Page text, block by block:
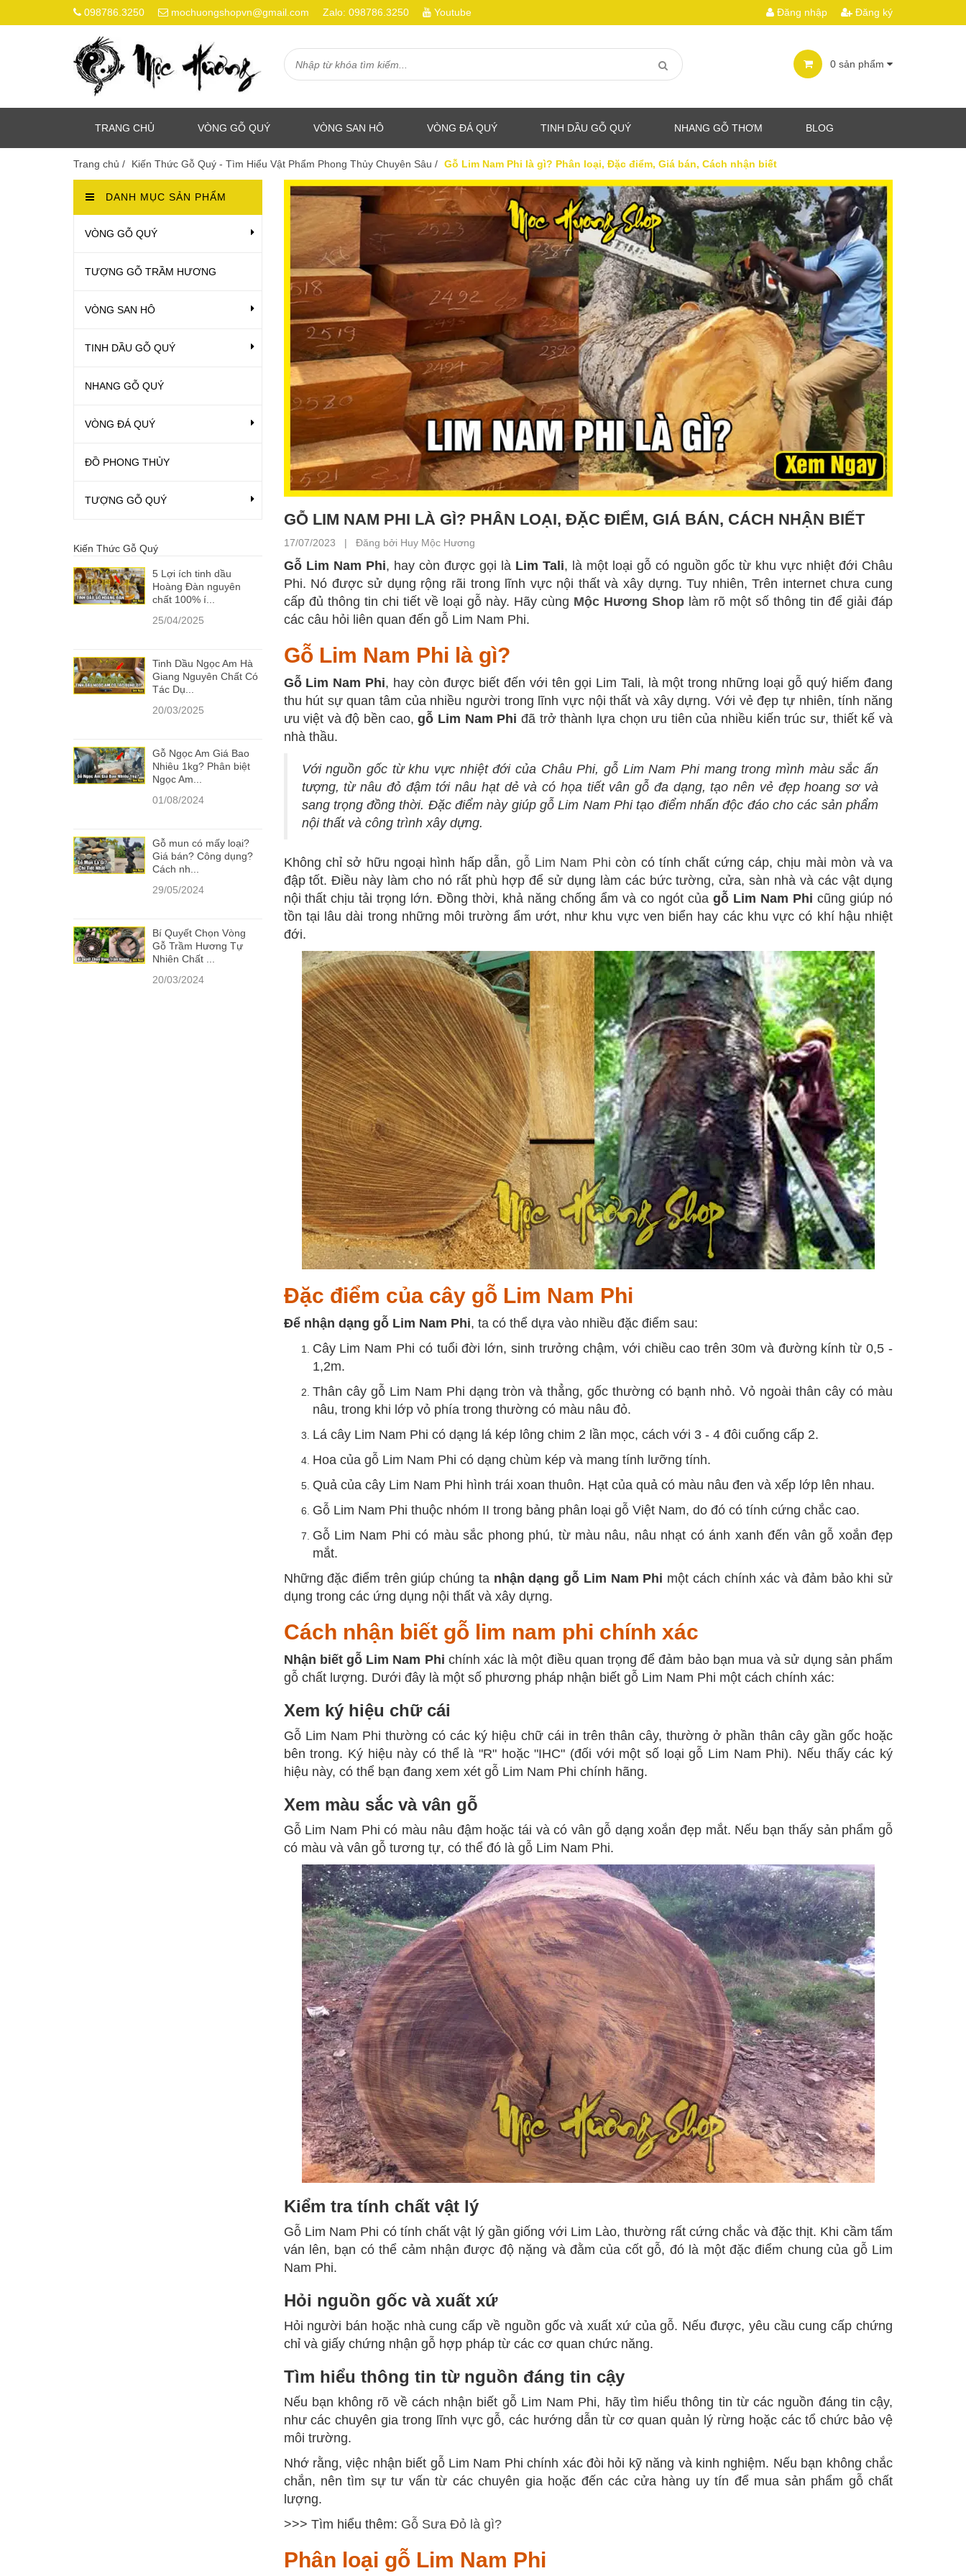
098786.3250 mochuongshopvn@gmail.com Zalo: 098786.3250 Youtube Đăng nhập Đăng ký
0 sản phẩm
TRANG CHỦ VÒNG GỖ QUÝ VÒNG SAN HÔ VÒNG ĐÁ QUÝ TINH DẦU GỖ QUÝ NHANG GỖ THƠM BLOG
Trang chủ / Kiến Thức Gỗ Quý - Tìm Hiểu Vật Phẩm Phong Thủy Chuyên Sâu / Gỗ Lim Nam Phi là gì? Phân loại, Đặc điểm, Giá bán, Cách nhận biết
GỖ LIM NAM PHI LÀ GÌ? PHÂN LOẠI, ĐẶC ĐIỂM, GIÁ BÁN, CÁCH NHẬN BIẾT
17/07/2023 | Đăng bởi Huy Mộc Hương
Gỗ Lim Nam Phi, hay còn được gọi là Lim Tali, là một loại gỗ có nguồn gốc từ khu vực nhiệt đới Châu
Phi. Nó được sử dụng rộng rãi trong lĩnh vực nội thất và xây dựng. Tuy nhiên, Trên internet chưa cung
cấp đủ thông tin chi tiết về loại gỗ này. Hãy cùng Mộc Hương Shoplàm rõ một số thông tin để giải đáp
các câu hỏi liên quan đến gỗ Lim Nam Phi.
Gỗ Lim Nam Phi là gì?
Gỗ Lim Nam Phi, hay còn được biết đến với tên gọi Lim Tali, là một trong những loại gỗ quý hiếm đang
thu hút sự quan tâm của nhiều người trong lĩnh vực nội thất và xây dựng. Với vẻ đẹp tự nhiên, tính năng
ưu việt và độ bền cao,gỗ Lim Nam Phi đã trở thành lựa chọn ưu tiên của nhiều kiến trúc sư, thiết kế và
nhà thầu.
Với nguồn gốc từ khu vực nhiệt đới của Châu Phi, gỗ Lim Nam Phi mang trong mình màu sắc ấn
tượng, từ nâu đỏ đậm tới nâu hạt dẻ và có họa tiết vân gỗ đa dạng, tạo nên vẻ đẹp hoang sơ và
sang trọng đồng thời. Đặc điểm này giúp gỗ Lim Nam Phi tạo điểm nhấn độc đáo cho các sản phẩm
nội thất và công trình xây dựng.
Không chỉ sở hữu ngoại hình hấp dẫn, gỗ Lim Nam Phi còn có tính chất cứng cáp, chịu mài mòn và va
đập tốt. Điều này làm cho nó rất phù hợp để sử dụng làm các bức tường, cửa, sàn nhà và các vật dụng
nội thất chịu tải trọng lớn. Đồng thời, khả năng chống ẩm và co ngót của gỗ Lim Nam Phicũng giúp nó
tồn tại lâu dài trong những môi trường ẩm ướt, như khu vực ven biển hay các khu vực có khí hậu nhiệt
đới.
Đặc điểm của cây gỗ Lim Nam Phi
Để nhận dạng gỗ Lim Nam Phi, ta có thể dựa vào nhiều đặc điểm sau:
Cây Lim Nam Phi có tuổi đời lớn, sinh trưởng chậm, với chiều cao trên 30m và đường kính từ 0,5 -
1,2m.
Thân cây gỗ Lim Nam Phi dạng tròn và thẳng, gốc thường có bạnh nhỏ. Vỏ ngoài thân cây có màu
nâu, trong khi lớp vỏ phía trong thường có màu nâu đỏ.
Lá cây Lim Nam Phi có dạng lá kép lông chim 2 lần mọc, cách với 3 - 4 đôi cuống cấp 2.
Hoa của gỗ Lim Nam Phi có dạng chùm kép và mang tính lưỡng tính.
Quả của cây Lim Nam Phi hình trái xoan thuôn. Hạt của quả có màu nâu đen và xếp lớp lên nhau.
Gỗ Lim Nam Phi thuộc nhóm II trong bảng phân loại gỗ Việt Nam, do đó có tính cứng chắc cao.
Gỗ Lim Nam Phi có màu sắc phong phú, từ màu nâu, nâu nhạt có ánh xanh đến vân gỗ xoắn đẹp
mắt.
Những đặc điểm trên giúp chúng ta nhận dạng gỗ Lim Nam Phi một cách chính xác và đảm bảo khi sử
dụng trong các ứng dụng nội thất và xây dựng.
Cách nhận biết gỗ lim nam phi chính xác
Nhận biết gỗ Lim Nam Phi chính xác là một điều quan trọng để đảm bảo bạn mua và sử dụng sản phẩm
gỗ chất lượng. Dưới đây là một số phương pháp nhận biết gỗ Lim Nam Phi một cách chính xác:
Xem ký hiệu chữ cái
Gỗ Lim Nam Phi thường có các ký hiệu chữ cái in trên thân cây, thường ở phần thân cây gần gốc hoặc
bên trong. Ký hiệu này có thể là "R" hoặc "IHC" (đối với một số loại gỗ Lim Nam Phi). Nếu thấy các ký
hiệu này, có thể bạn đang xem xét gỗ Lim Nam Phi chính hãng.
Xem màu sắc và vân gỗ
Gỗ Lim Nam Phi có màu nâu đậm hoặc tái và có vân gỗ dạng xoắn đẹp mắt. Nếu bạn thấy sản phẩm gỗ
có màu và vân gỗ tương tự, có thể đó là gỗ Lim Nam Phi.
Kiểm tra tính chất vật lý
Gỗ Lim Nam Phi có tính chất vật lý gần giống với Lim Lào, thường rất cứng chắc và đặc thịt. Khi cầm tấm
ván lên, bạn có thể cảm nhận được độ nặng và đằm của cốt gỗ, đó là một đặc điểm chung của gỗ Lim
Nam Phi.
Hỏi nguồn gốc và xuất xứ
Hỏi người bán hoặc nhà cung cấp về nguồn gốc và xuất xứ của gỗ. Nếu được, yêu cầu cung cấp chứng
chỉ và giấy chứng nhận gỗ hợp pháp từ các cơ quan chức năng.
Tìm hiểu thông tin từ nguồn đáng tin cậy
Nếu bạn không rõ về cách nhận biết gỗ Lim Nam Phi, hãy tìm hiểu thông tin từ các nguồn đáng tin cậy,
như các chuyên gia trong lĩnh vực gỗ, các hướng dẫn từ cơ quan quản lý rừng hoặc các tổ chức bảo vệ
môi trường.
Nhớ rằng, việc nhận biết gỗ Lim Nam Phi chính xác đòi hỏi kỹ năng và kinh nghiệm. Nếu bạn không chắc
chắn, nên tìm sự tư vấn từ các chuyên gia hoặc đến các cửa hàng uy tín để mua sản phẩm gỗ chất
lượng.
>>> Tìm hiểu thêm: Gỗ Sưa Đỏ là gì?
Phân loại gỗ Lim Nam Phi
DANH MỤC SẢN PHẨM
VÒNG GỖ QUÝ
TƯỢNG GỖ TRẦM HƯƠNG
VÒNG SAN HÔ
TINH DẦU GỖ QUÝ
NHANG GỖ QUÝ
VÒNG ĐÁ QUÝ
ĐỒ PHONG THỦY
TƯỢNG GỖ QUÝ
Kiến Thức Gỗ Quý
5 Lợi ích tinh dầu
Hoàng Đàn nguyên
chất 100% í...
25/04/2025
Tinh Dầu Ngọc Am Hà
Giang Nguyên Chất Có
Tác Dụ...
20/03/2025
Gỗ Ngọc Am Giá Bao
Nhiêu 1kg? Phân biệt
Ngọc Am...
01/08/2024
Gỗ mun có mấy loại?
Giá bán? Công dụng?
Cách nh...
29/05/2024
Bí Quyết Chọn Vòng
Gỗ Trầm Hương Tự
Nhiên Chất ...
20/03/2024